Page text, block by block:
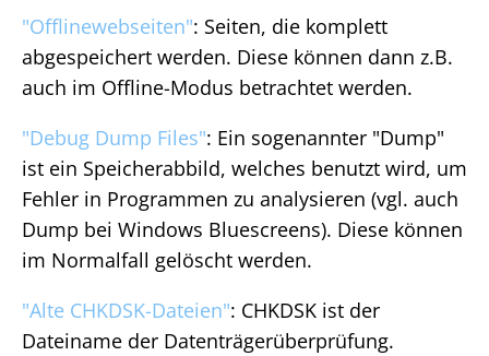
"Offlinewebseiten": Seiten, die komplett
abgespeichert werden. Diese können dann z.B.
auch im Offline-Modus betrachtet werden.
"Debug Dump Files": Ein sogenannter "Dump"
ist ein Speicherabbild, welches benutzt wird, um
Fehler in Programmen zu analysieren (vgl. auch
Dump bei Windows Bluescreens). Diese können
im Normalfall gelöscht werden.
"Alte CHKDSK-Dateien": CHKDSK ist der
Dateiname der Datenträgerüberprüfung.